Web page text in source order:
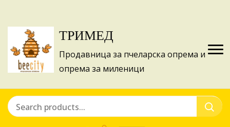
ТРИМЕД
Продавница за пчеларска опрема и
опрема за миленици